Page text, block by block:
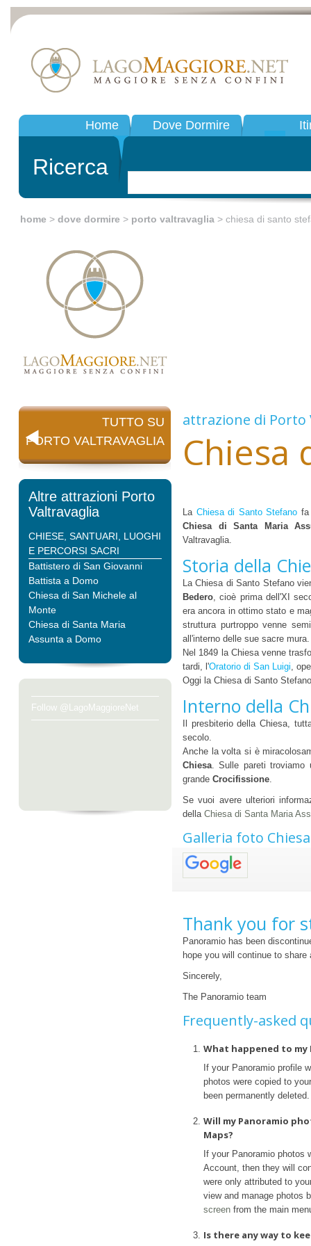
Home Dove Dormire
Ricerca
home > dove dormire > porto valtravaglia > chiesa di santo
TUTTO SU
PORTO VALTRAVAGLIA
Altre attrazioni Porto
Valtravaglia
CHIESE, SANTUARI, LUOGHI
E PERCORSI SACRI
Battistero di San Giovanni
Battista a Domo
Chiesa di San Michele al
Monte
Chiesa di Santa Maria
Assunta a Domo
Follow @LagoMaggioreNet
attrazione di Porto
Chiesa
La Chiesa di Santo Stefano
Chiesa di Santa Maria
Valtravaglia.
Storia della
La Chiesa di Santo Stefano
Bedero, cioè prima dell'XI
era ancora in ottimo stato e
struttura purtroppo venne
all'interno delle sue sacre mura.
Nel 1849 la Chiesa venne
tardi, l'Oratorio di San Luigi,
Oggi la Chiesa di Santo
Interno della
Il presbiterio della Chiesa,
secolo.
Anche la volta si è
Chiesa. Sulle pareti troviamo
grande Crocifissione.
Se vuoi avere ulteriori
della Chiesa di Santa Maria
Galleria foto
Thank you for
Panoramio has been
hope you will continue to
Sincerely,
The Panoramio team
Frequently-asked
What happened to my
If your Panoramio profile
photos were copied to
been permanently deleted.
Will my Panoramio
Maps?
If your Panoramio photos
Account, then they will
were only attributed to
view and manage photos
screen from the main
Is there any way to